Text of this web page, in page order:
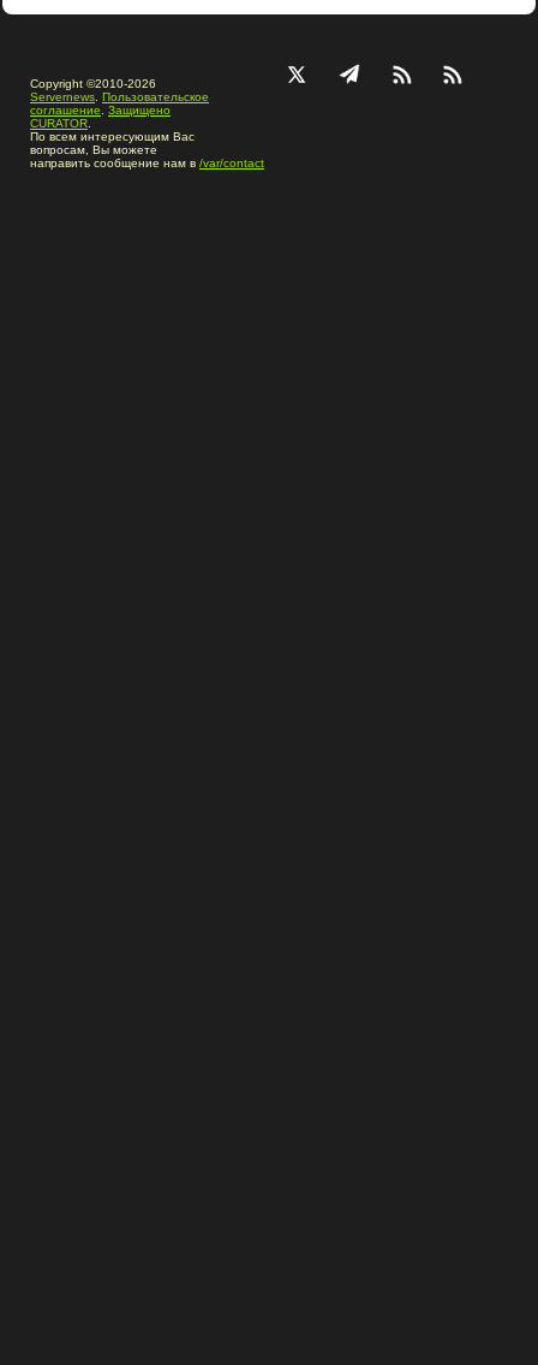
Copyright ©2010-2026
Servernews Пользовательское
соглашение
Защищено
CURATOR
По всем интересующим Вас
вопросам, Вы можете
направить сообщение нам в /var/contact